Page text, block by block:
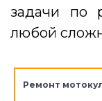
задачи по
любой
Ремонт